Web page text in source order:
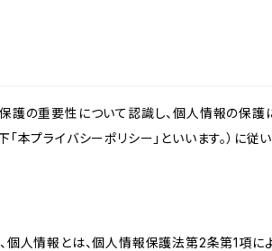
護の重要性について認識し、個人情報の保護
本プライバシーポリシー」といいます。）に
個人情報とは、個人情報保護法第2条第1項